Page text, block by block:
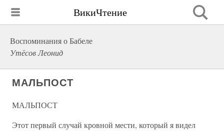
ВикиЧтение
Воспоминания о Бабеле
Утёсов Леонид
МАЛЬПОСТ
МАЛЬПОСТ
Этот первый случай кровной мести, который я видел